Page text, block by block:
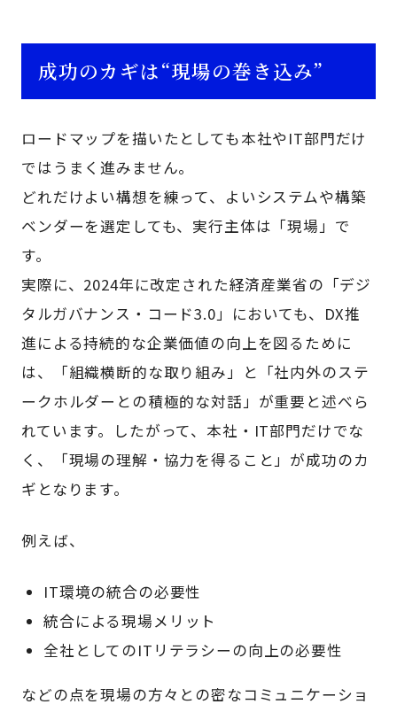
成功のカギは“現場の巻き込み”
ロードマップを描いたとしても本社やIT部門だけ
ではうまく進みません。
どれだけよい構想を練って、よいシステムや構築
ベンダーを選定しても、実行主体は「現場」で
す。
実際に、2024年に改定された経済産業省の「デジ
タルガバナンス・コード3.0」においても、DX推
進による持続的な企業価値の向上を図るために
は、「組織横断的な取り組み」と「社内外のステ
ークホルダーとの積極的な対話」が重要と述べら
れています。したがって、本社・IT部門だけでな
く、「現場の理解・協力を得ること」が成功のカ
ギとなります。
例えば、
IT環境の統合の必要性
統合による現場メリット
全社としてのITリテラシーの向上の必要性
などの点を現場の方々との密なコミュニケーショ